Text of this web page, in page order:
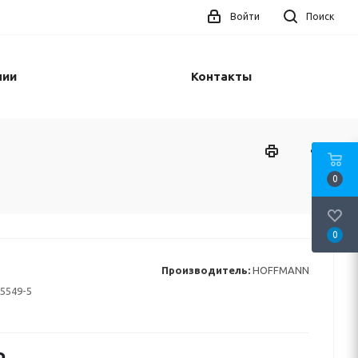
Поиск
Войти
Контакты
Производитель: HOFFMANN
5
0
0